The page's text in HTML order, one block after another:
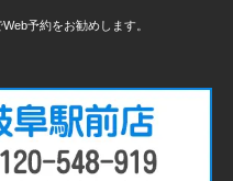
予約をお勧めします。